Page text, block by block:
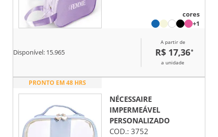
armazenamento de cosméticos,
diário. Conta com alça lateral em
nylon, que facilita o transporte e
o manuseio em diferentes
academia ou rotina profissional.
corporativo de ampla aceitação,
associado à praticidade,
durabilidade e presença
constante da marca no cotidiano
do usuário.
cores
+1
Disponível: 15.965
A partir de
R$ 17,36*
a unidade
PRONTO EM 48 HRS
NÉCESSAIRE
IMPERMEÁVEL
PERSONALIZADO
COD.: 3752